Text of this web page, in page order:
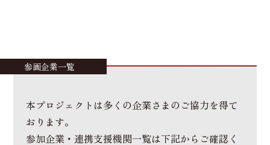
参画企業一覧
本プロジェクトは多くの企業さまのご協力を得て
おります。
参加企業・連携支援機関一覧は下記からご確認く